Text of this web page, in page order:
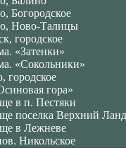
Богородское
Ново-Талицы
городское
«Затенки»
«Сокольники»
городское
гора»
в п. Пестяки
поселка Верхний
в Лежневе
Никольское